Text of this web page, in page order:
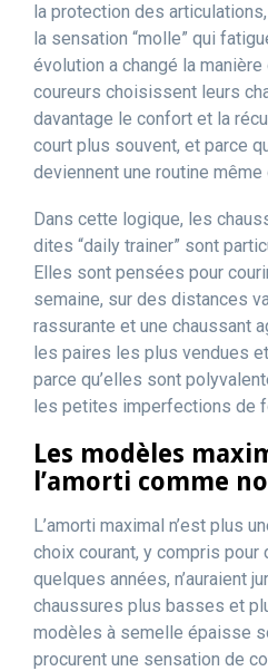
la protection des
la sensation “molle” qui
évolution a changé la
coureurs choisissent leurs
davantage le confort et la
court plus souvent, et parce
deviennent une routine
Dans cette logique, les
dites “daily trainer” sont
Elles sont pensées pour
semaine, sur des distances
rassurante et une chaussant
les paires les plus vendues
parce qu’elles sont
les petites imperfections de
Les modèles
l’amorti comme
L’amorti maximal n’est plus
choix courant, y compris pour
quelques années, n’auraient
chaussures plus basses et
modèles à semelle épaisse
procurent une sensation de